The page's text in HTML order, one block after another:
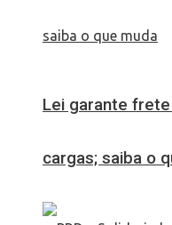
Lei garante
cargas; saiba o